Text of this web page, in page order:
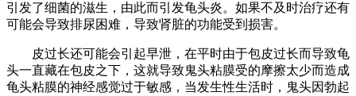
引发了细菌的滋生，由此而引发龟头炎。如果不及时治疗还有
可能会导致排尿困难，导致肾脏的功能受到损害。
皮过长还可能会引起早泄，在平时由于包皮过长而导致龟
头一直藏在包皮之下，这就导致鬼头粘膜受的摩擦太少而造成
龟头粘膜的神经感觉过于敏感，当发生性生活时，鬼头因勃起